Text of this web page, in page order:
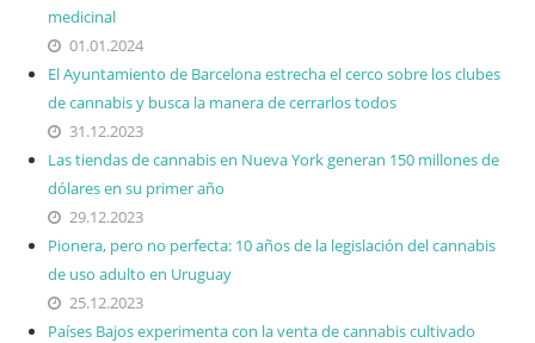
medicinal
01.01.2024
El Ayuntamiento de Barcelona estrecha el cerco sobre los clubes
de cannabis y busca la manera de cerrarlos todos
31.12.2023
Las tiendas de cannabis en Nueva York generan 150 millones de
dólares en su primer año
29.12.2023
Pionera, pero no perfecta: 10 años de la legislación del cannabis
de uso adulto en Uruguay
25.12.2023
Países Bajos experimenta con la venta de cannabis cultivado